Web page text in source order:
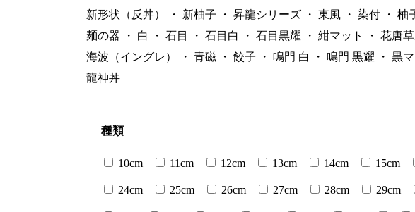
新形状（反丼）
・ 新柚子 ・ 昇龍シリーズ ・ 東風 ・ 染付 ・ 柚
麺の器
・ 白 ・ 石目 ・ 石目白 ・ 石目黒耀 ・ 紺マット ・ 花唐
海波（イングレ）
・ 青磁 ・ 餃子 ・ 鳴門 白 ・ 鳴門 黒耀 ・ 黒
龍神丼
種類
10cm 11cm 12cm 13cm 14cm 15cm
24cm 25cm 26cm 27cm 28cm 29cm